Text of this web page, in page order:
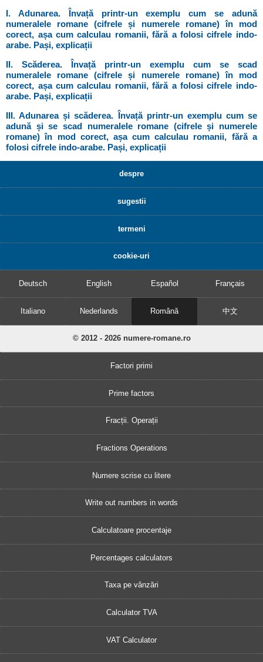
I. Adunarea. Învață printr-un exemplu cum se adună
numeralele romane (cifrele și numerele romane) în mod
corect, așa cum calculau romanii, fără a folosi cifrele indo-
arabe. Pași, explicații
II. Scăderea. Învață printr-un exemplu cum se scad
numeralele romane (cifrele și numerele romane) în mod
corect, așa cum calculau romanii, fără a folosi cifrele indo-
arabe. Pași, explicații
III. Adunarea și scăderea. Învață printr-un exemplu cum se
adună și se scad numeralele romane (cifrele și numerele
romane) în mod corect, așa cum calculau romanii, fără a
folosi cifrele indo-arabe. Pași, explicații
despre
sugestii
termeni
cookie-uri
Deutsch English Español Français
Italiano Nederlands Română 中文
© 2012 - 2026 numere-romane.ro
Factori primi
Prime factors
Fracții. Operații
Fractions Operations
Numere scrise cu litere
Write out numbers in words
Calculatoare procentaje
Percentages calculators
Taxa pe vânzări
Calculator TVA
VAT Calculator